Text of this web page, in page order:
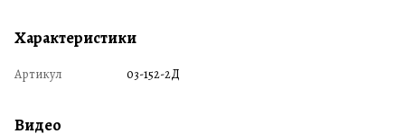
Характеристики
Артикул 03-152-2Д
Видео